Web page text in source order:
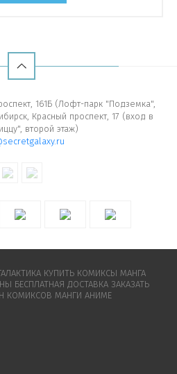
161Б (Лофт-парк "Подземка",
Красный проспект, 17 (вход в
второй этаж)
КУПИТЬ КОМИКСЫ МАНГА
БЕСПЛАТНАЯ ДОСТАВКА ЗАКАЗАТЬ
КОМИКСОВ МАНГИ АНИМЕ